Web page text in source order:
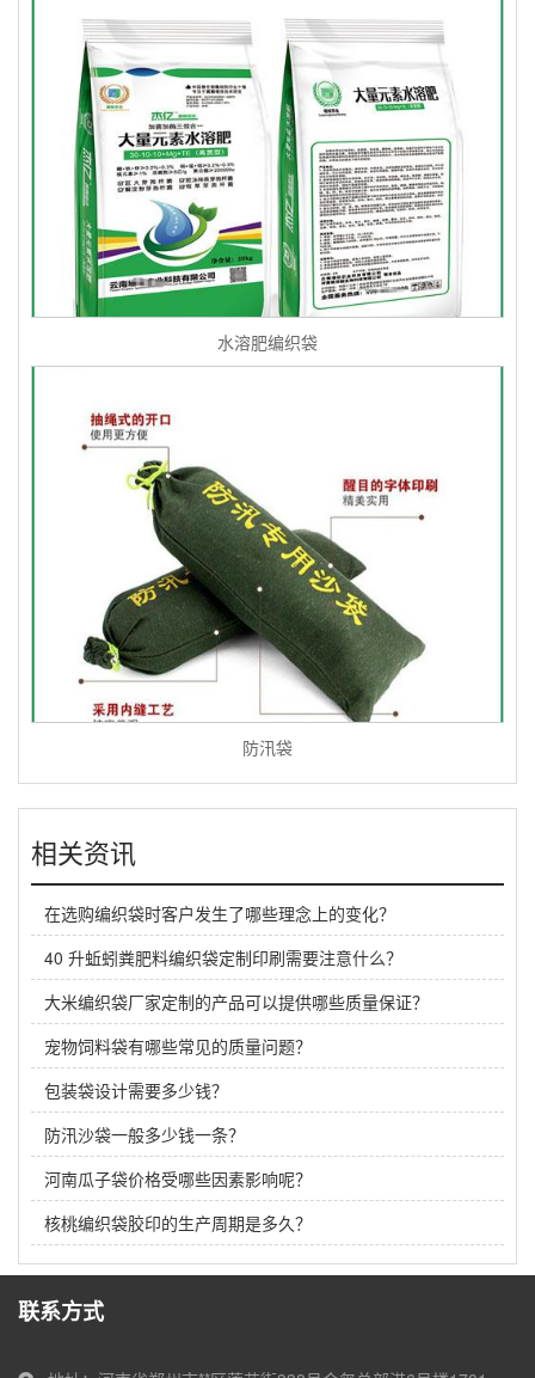
水溶肥编织袋
防汛袋
相关资讯
在选购编织袋时客户发生了哪些理念上的变化？
40 升蚯蚓粪肥料编织袋定制印刷需要注意什么？
大米编织袋厂家定制的产品可以提供哪些质量保证？
宠物饲料袋有哪些常见的质量问题？
包装袋设计需要多少钱？
防汛沙袋一般多少钱一条？
河南瓜子袋价格受哪些因素影响呢？
核桃编织袋胶印的生产周期是多久？
联系方式